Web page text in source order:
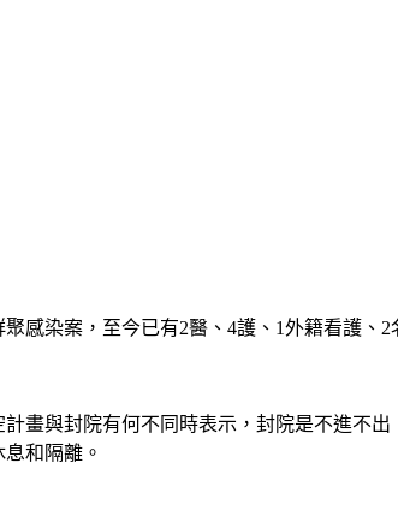
感染案，至今已有2醫、4護、1外籍看護、
畫與封院有何不同時表示，封院是不進不
和隔離。